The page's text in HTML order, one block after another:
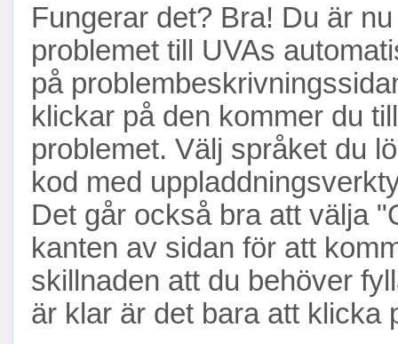
Fungerar det? Bra! Du är
problemet till UVAs
på
klickar på den kommer du
problemet. Välj språket du
kod med
Det går också bra att välja
kanten av sidan för att
skillnaden att du behöver
är klar är det bara att klicka